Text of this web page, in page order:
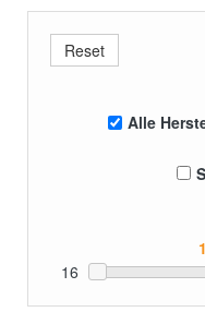
Alle
16